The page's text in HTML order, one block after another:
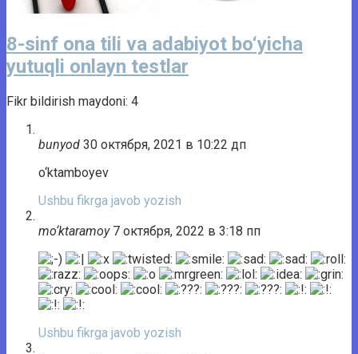
8-sinf ona tili va adabiyot bo‘yicha
yutuqli onlayn testlar
Fikr bildirish maydoni: 4
bunyod 30 октября, 2021 в 10:22 дп
o‘ktamboyev
Ushbu fikrga javob yozish
mo‘ktaramoy 7 октября, 2022 в 3:18 пп
Ushbu fikrga javob yozish